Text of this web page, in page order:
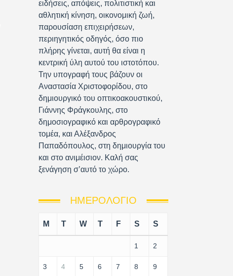
ειδήσεις, απόψεις, πολιτιστική και
αθλητική κίνηση, οικονομική ζωή,
παρουσίαση επιχειρήσεων,
περιηγητικός οδηγός, όσο πιο
πλήρης γίνεται, αυτή θα είναι η
κεντρική ύλη αυτού του ιστοτόπου.
Την υπογραφή τους βάζουν οι
Αναστασία Χριστοφορίδου, στο
δημιουργικό του οπτικοακουστικού,
Γιάννης Φράγκουλης, στο
δημοσιογραφικό και αρθρογραφικό
τομέα, και Αλέξανδρος
Παπαδόπουλος, στη δημιουργία του
και στο ανιμέισιον. Καλή σας
ξενάγηση σ’αυτό το χώρο.
ΗΜΕΡΟΛΌΓΙΟ
M T W T F S S
1 2
3 4 5 6 7 8 9